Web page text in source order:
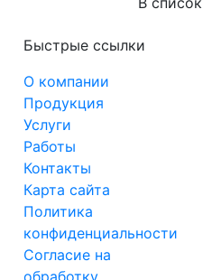
Быстрые ссылки
О компании
Продукция
Услуги
Работы
Контакты
Карта сайта
Политика
конфиденциальности
Согласие на
обработку